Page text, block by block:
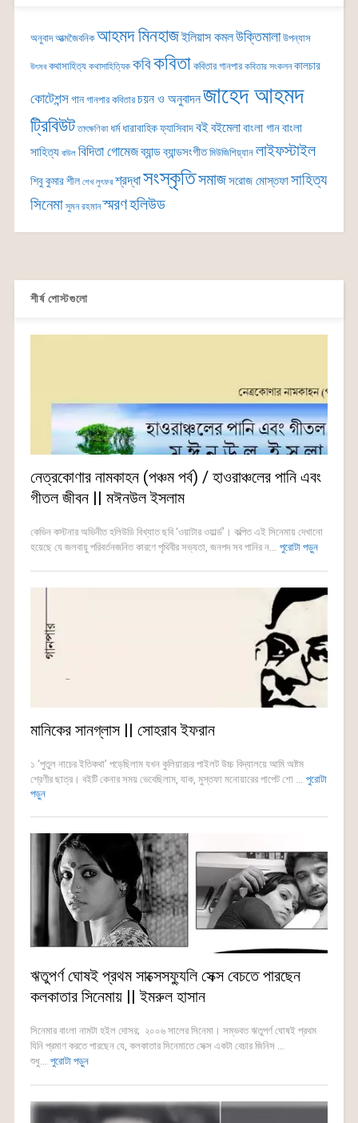
অনুবাদ আত্মজৈবনিক আহমদ মিনহাজইলিয়াস কমলউক্তিমালা উপন্যাস
উৎসব কথাসাহিত্য কথাসাহিত্যিক কবিকবিতা কবিতার গানপার কবিতার সংকলন কালচার
কোটেশন্সগান গানপার কবিতার চয়ন ও অনুবাদনজাহেদ আহমদ
ট্রিবিউট তাৎক্ষণিকা ধর্ম ধারাবাহিকফ্যাসিবাদবইবইমেলাবাংলা গানবাংলা
সাহিত্য বাউল বিদিতা গোমেজব্যান্ডব্যান্ডসংগীত মিউজিশিয়্যান লাইফস্টাইল
শিবু কুমার শীল শেখ লুৎফর শ্রদ্ধাসংস্কৃতিসমাজসরোজ মোস্তফাসাহিত্য
সিনেমা সুমন রহমান স্মরণহলিউড
শীর্ষ পোস্টগুলো
নেত্রকোণার নামকাহন (পঞ্চম পর্ব) / হাওরাঞ্চলের পানি এবং
গীতল জীবন || মঈনউল ইসলাম
কেভিন কস্টনার অভিনীত হলিউডি বিখ্যাত ছবি ‘ওয়াটার ওয়ার্ল্ড’। কল্পিত এই সিনেমায় দেখানো
হয়েছে যে জলবায়ু পরিবর্তনজনিত কারণে পৃথিবীর সভ্যতা, জনপদ সব পানির ন... পুরোটা পড়ুন
মানিকের সানগ্লাস || সোহরাব ইফরান
১ ‘পুতুল নাচের ইতিকথা’ পড়েছিলাম যখন কুলিয়ারচর পাইলট উচ্চ বিদ্যালয়ে আমি অষ্টম
শ্রেণীর ছাত্র। বইটি কেনার সময় ভেবেছিলাম, যাক, মুস্তফা মনোয়ারের পাপেট শো ... পুরোটা
পড়ুন
ঋতুপর্ণ ঘোষই প্রথম সাক্সেসফ্যুলি সেক্স বেচতে পারছেন
কলকাতার সিনেমায় || ইমরুল হাসান
সিনেমার বাংলা নামটা হইল দোসর; ২০০৬ সালের সিনেমা। সম্ভবত ঋতুপর্ণ ঘোষই প্রথম
যিনি প্রমাণ করতে পারছেন যে, কলকাতার সিনেমাতে সেক্স একটা বেচার জিনিস …
শুধু... পুরোটা পড়ুন